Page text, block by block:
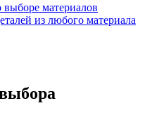
выборе материалов
из любого материала